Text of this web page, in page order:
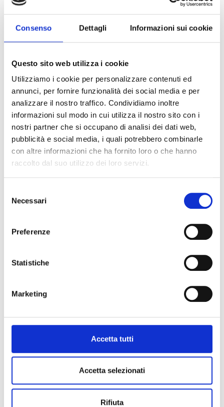
Consenso Dettagli Informazioni sui cookie
Questo sito web utilizza i cookie
Utilizziamo i cookie per personalizzare contenuti ed
annunci, per fornire funzionalità dei social media e per
analizzare il nostro traffico. Condividiamo inoltre
informazioni sul modo in cui utilizza il nostro sito con i
nostri partner che si occupano di analisi dei dati web,
pubblicità e social media, i quali potrebbero combinarle
con altre informazioni che ha fornito loro o che hanno
raccolto dal suo utilizzo dei loro servizi.
delNecessari
Preferenze
Statistiche
Marketing
Accetta tutti
Accetta selezionati
Rifiuta
Offriamo
€35.000/42.000;
Mensa aziendale;
Nome
Cognome
Email
Telefono
Informativa sulla privacy
Ho letto e accettol’informativa sulla privacy